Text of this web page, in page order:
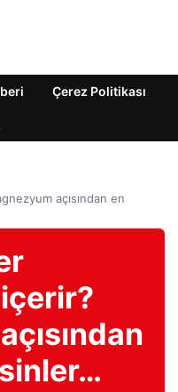
Çerez Politikası
açısından en